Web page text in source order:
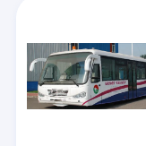
আমাদের সম্পর্কে
কারখানা ভ্রমণ